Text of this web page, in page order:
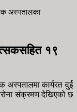
अस्पतालका
१९
अस्पतालमा कार्यरत दुई
संक्रमण देखिएको छ